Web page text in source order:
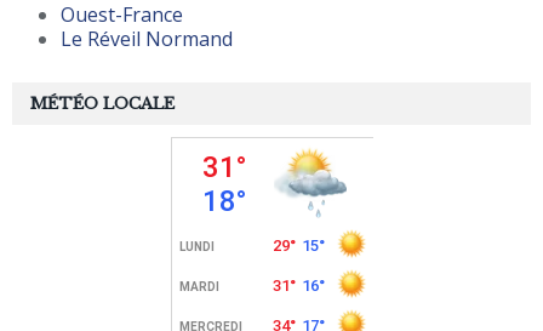
MÉTÉO LOCALE
Ouest-France
Le Réveil Normand